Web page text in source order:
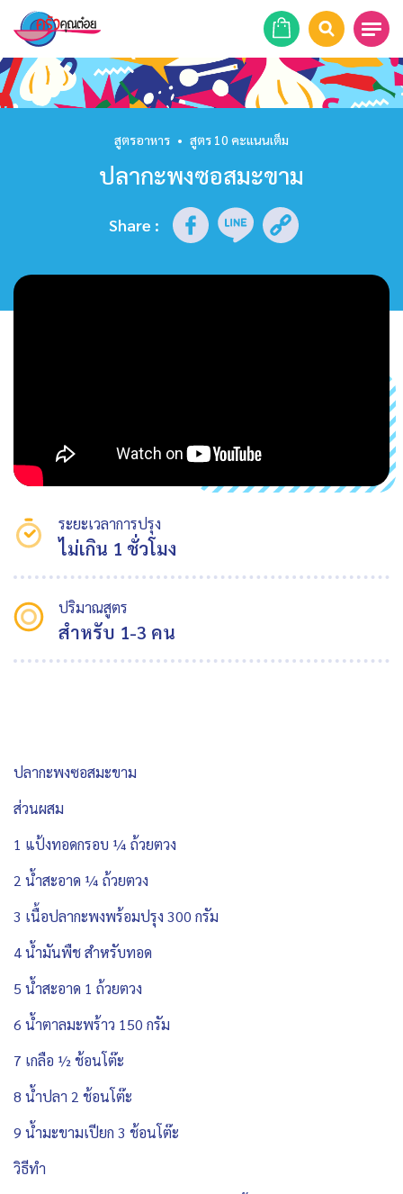
หน้าแรก
รายการย้อนหลัง
สูตรอาหาร • สูตร 10 คะแนนเต็ม
ปลากะพงซอสมะขาม
Share :
ระยะเวลาการปรุง
ไม่เกิน 1 ชั่วโมง
ปริมาณสูตร
สำหรับ 1-3 คน
ปลากะพงซอสมะขาม
ส่วนผสม
1 แป้งทอดกรอบ ¼ ถ้วยตวง
2 น้ำสะอาด ¼ ถ้วยตวง
3 เนื้อปลากะพงพร้อมปรุง 300 กรัม
4 น้ำมันพืช สำหรับทอด
5 น้ำสะอาด 1 ถ้วยตวง
6 น้ำตาลมะพร้าว 150 กรัม
7 เกลือ ½ ช้อนโต๊ะ
8 น้ำปลา 2 ช้อนโต๊ะ
9 น้ำมะขามเปียก 3 ช้อนโต๊ะ
วิธีทำ